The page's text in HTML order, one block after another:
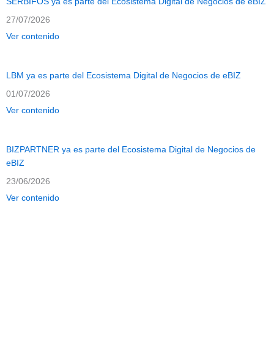
27/07/2026
Ver contenido
LBM ya es parte del Ecosistema Digital de Negocios de eBIZ
01/07/2026
Ver contenido
BIZPARTNER ya es parte del Ecosistema Digital de Negocios de
eBIZ
23/06/2026
Ver contenido